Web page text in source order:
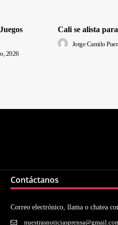
2026
Cali se alista
Jorge Camilo
Contáctanos
Correo electrónico, llama o chatea